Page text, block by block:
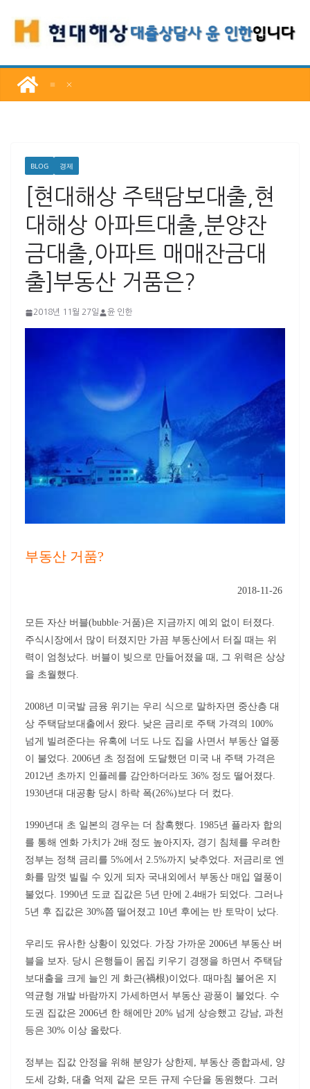
로
너
BLOG 경제
[현대해상 주택담보대출,현
대해상 아파트대출,분양잔
금대출,아파트 매매잔금대
출]부동산 거품은?
2018년 11월 27일 윤 인한
부동산 거품?
2018-11-26
모든 자산 버블(bubble·거품)은 지금까지 예외 없이 터졌다.
주식시장에서 많이 터졌지만 가끔 부동산에서 터질 때는 위
력이 엄청났다. 버블이 빚으로 만들어졌을 때, 그 위력은 상상
을 초월했다.
2008년 미국발 금융 위기는 우리 식으로 말하자면 중산층 대
상 주택담보대출에서 왔다. 낮은 금리로 주택 가격의 100%
넘게 빌려준다는 유혹에 너도 나도 집을 사면서 부동산 열풍
이 불었다. 2006년 초 정점에 도달했던 미국 내 주택 가격은
2012년 초까지 인플레를 감안하더라도 36% 정도 떨어졌다.
1930년대 대공황 당시 하락 폭(26%)보다 더 컸다.
1990년대 초 일본의 경우는 더 참혹했다. 1985년 플라자 합의
를 통해 엔화 가치가 2배 정도 높아지자, 경기 침체를 우려한
정부는 정책 금리를 5%에서 2.5%까지 낮추었다. 저금리로 엔
화를 맘껏 빌릴 수 있게 되자 국내외에서 부동산 매입 열풍이
불었다. 1990년 도쿄 집값은 5년 만에 2.4배가 되었다. 그러나
5년 후 집값은 30%쯤 떨어졌고 10년 후에는 반 토막이 났다.
우리도 유사한 상황이 있었다. 가장 가까운 2006년 부동산 버
블을 보자. 당시 은행들이 몸집 키우기 경쟁을 하면서 주택담
보대출을 크게 늘인 게 화근(禍根)이었다. 때마침 불어온 지
역균형 개발 바람까지 가세하면서 부동산 광풍이 불었다. 수
도권 집값은 2006년 한 해에만 20% 넘게 상승했고 강남, 과천
등은 30% 이상 올랐다.
정부는 집값 안정을 위해 분양가 상한제, 부동산 종합과세, 양
도세 강화, 대출 억제 같은 모든 규제 수단을 동원했다. 그러